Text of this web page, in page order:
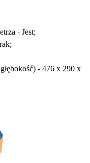
- Jest;
- 476 x 290 x